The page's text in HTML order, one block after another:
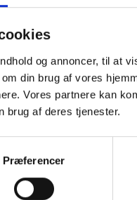
og annoncer, til at
din brug af vores
Vores partnere kan
brug af deres tjenester.
Præferencer